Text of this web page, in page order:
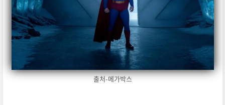
출처-메가박스